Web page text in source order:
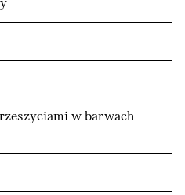
w barwach